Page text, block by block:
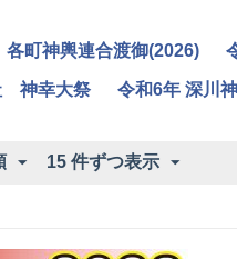
町神輿連合渡御(2026)
神幸大祭 令和6年 深川
15 件ずつ表示